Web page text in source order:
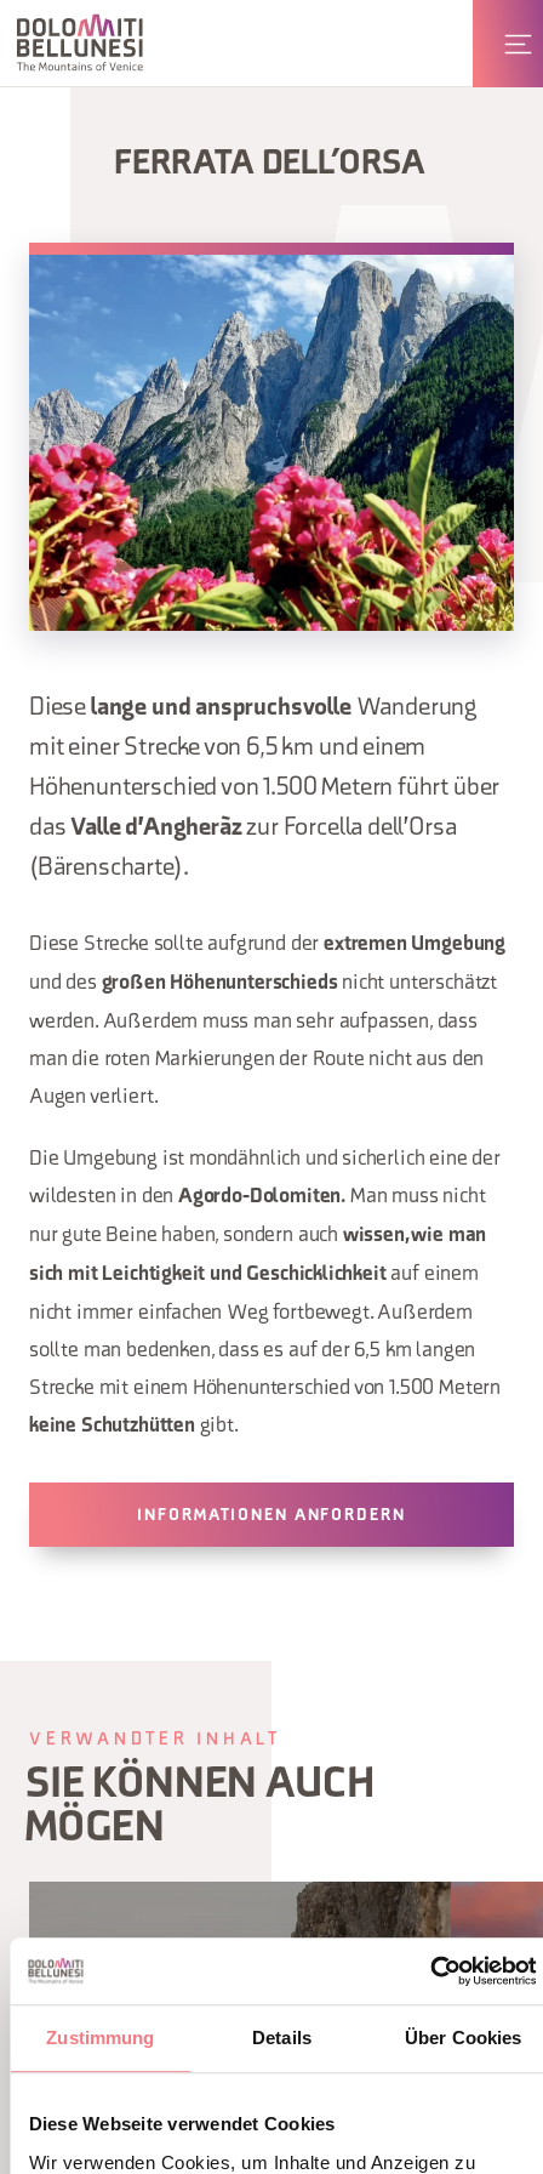
Zustimmung Details Über Cookies
Diese Webseite verwendet Cookies
Wir verwenden Cookies, um Inhalte und Anzeigen zu
FERRATA DELL’ORSA
Diese lange und anspruchsvolle Wanderung
mit einer Strecke von 6,5 km und einem
Höhenunterschied von 1.500 Metern führt über
das Valle d'Angheràzzur Forcella dell'Orsa
(Bärenscharte).
Diese Strecke sollte aufgrund derextremen Umgebung
und des großen Höhenunterschiedsnicht unterschätzt
werden. Außerdem muss man sehr aufpassen, dass
man die roten Markierungen der Route nicht aus den
Augen verliert.
Die Umgebung ist mondähnlich und sicherlich eine der
wildesten in denAgordo-Dolomiten. Man muss nicht
nur gute Beine haben, sondern auch wissen, wie man
sich mit Leichtigkeit und Geschicklichkeitauf einem
nicht immer einfachen Weg fortbewegt. Außerdem
sollte man bedenken, dass es auf der 6,5 km langen
Strecke mit einem Höhenunterschied von 1.500 Metern
keine Schutzhütten gibt.
INFORMATIONEN ANFORDERN
VERWANDTER INHALT
SIE KÖNNEN AUCH
MÖGEN